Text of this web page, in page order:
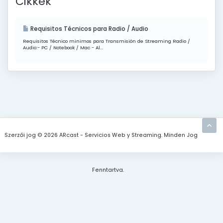
Requisitos Técnicos para Radio / Audio
Requisitos Técnico minimos para Transmisión de Streaming Radio /
Audio:- PC / Notebook / Mac - Al...
Szerzői jog © 2026 ARcast - Servicios Web y Streaming. Minden Jog
Fenntartva.